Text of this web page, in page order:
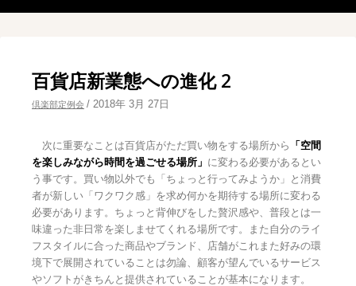
百貨店新業態への進化 2
倶楽部定例会 / 2018年 3月 27日
次に重要なことは百貨店がただ買い物をする場所から 「空間
を楽しみながら時間を過ごせる場所」 に変わる必要があるとい
う事です。買い物以外でも「ちょっと行ってみようか」と消費
者が新しい「ワクワク感」を求め何かを期待する場所に変わる
必要があります。ちょっと背伸びをした贅沢感や、普段とは一
味違った非日常を楽しませてくれる場所です。また自分のライ
フスタイルに合った商品やブランド、店舗がこれまた好みの環
境下で展開されていることは勿論、顧客が望んでいるサービス
やソフトがきちんと提供されていることが基本になります。